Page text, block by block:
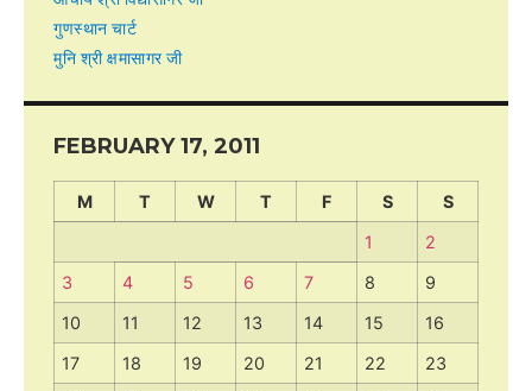
गुणस्थान चार्ट
मुनि श्री क्षमासागर जी
FEBRUARY 17, 2011
M T W T F S
S
1
2
3
4 5 6 7 8
9
10
11 12 13 14 15
16
17
18 19 20 21 22
23